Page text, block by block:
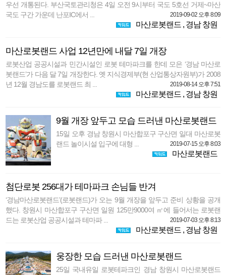
우선 개통된다. 부산국토관리청은 4일 오전 9시부터 국도 5호선 거제~마산
국도 구간 가운데 난포IC에서 ...
2019-09-02 오후 8:09
마산로봇랜드 , 경남 창원
마산로봇랜드 사업 12년만에 내달 7일 개장
로봇산업 공공시설과 민간시설인 로봇 테마파크를 한데 모은 ‘경남 마산로
봇랜드’가 다음 달 7일 개장한다. 옛 지식경제부(현 산업통상자원부)가 2008
년 12월 경남도를 로봇랜드 최 ...
2019-08-14 오후 7:51
마산로봇랜드 , 경남 창원
9월 개장 앞두고 모습 드러낸 마산로봇랜드
15일 오후 경남 창원시 마산합포구 구산면 일대 마산로봇
랜드 놀이시설 입구에 대형 ...
2019-07-15 오후 8:03
마산로봇랜드
첨단로봇 256대가 테마파크 손님들 반겨
‘경남마산로봇랜드’(로봇랜드)가 오는 9월 개장을 앞두고 준비 상황을 공개
했다. 창원시 마산합포구 구산면 일원 125만9000여 ㎡에 들어서는 로봇랜
드는 로봇산업 공공시설과 테마파 ...
2019-07-03 오후 8:13
마산로봇랜드 , 경남 창원
웅장한 모습 드러낸 마산로봇랜드
25일 국내유일 로봇테파크인 경남 창원시 마산로봇랜드